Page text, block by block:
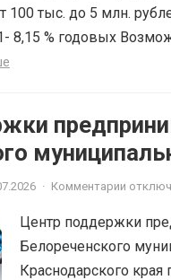
100 тыс. до 5 млн.
8,15 % годовых
края
· Комментарии
Центр поддержки
Белореченского
Краснодарского